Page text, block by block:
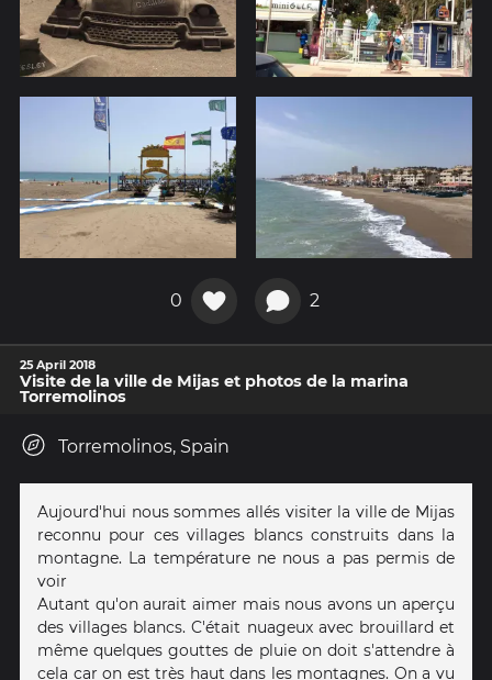
0 2
25 April 2018
Visite de la ville de Mijas et photos de la marina
Torremolinos
Torremolinos, Spain
Aujourd'hui nous sommes allés visiter la ville de Mijas
reconnu pour ces villages blancs construits dans la
montagne. La température ne nous a pas permis de
voir
Autant qu'on aurait aimer mais nous avons un aperçu
des villages blancs. C'était nuageux avec brouillard et
même quelques gouttes de pluie on doit s'attendre à
cela car on est très haut dans les montagnes. On a vu